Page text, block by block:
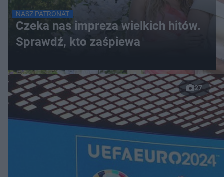
NASZ PATRONAT
Czeka nas impreza wielkich hitów.
Sprawdź, kto zaśpiewa
27